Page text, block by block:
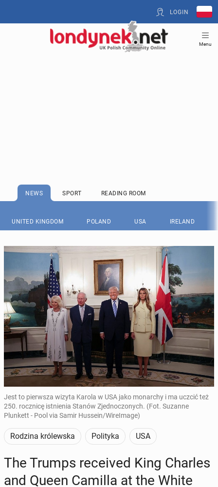
LOGIN
Menu
NEWS SPORT READING ROOM
UNITED KINGDOM POLAND USA IRELAND
Jest to pierwsza wizyta Karola w USA jako monarchy i ma uczcić też
250. rocznicę istnienia Stanów Zjednoczonych. (Fot. Suzanne
Plunkett - Pool via Samir Hussein/WireImage)
Rodzina królewska Polityka USA
The Trumps re­ceived King Charles
and Queen Camilla at the White